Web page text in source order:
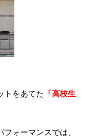
トをあてた 「高校生
フォーマンスでは、